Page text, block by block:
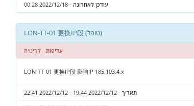
עודכן לאחרונה - 2022/12/18 00:28
LON-TT-01 更换IP段 (טופל)
עדיפות - קריטית
LON-TT-01 更换IP段 影响IP 185.103.4.x
תאריך - 2022/12/12 19:44 - 2022/12/12 22:41